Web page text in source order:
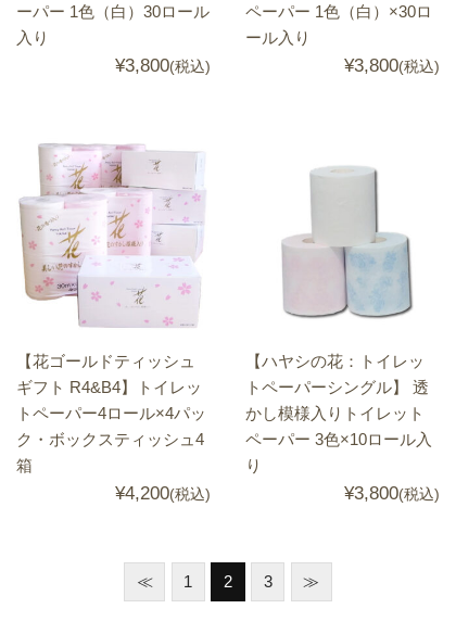
ーパー 1色（白）30ロール
入り
¥3,800(税込)
ペーパー 1色（白）×30ロ
ール入り
¥3,800(税込)
【花ゴールドティッシュ
ギフト R4&B4】トイレッ
トペーパー4ロール×4パッ
ク・ボックスティッシュ4
箱
¥4,200(税込)
【ハヤシの花：トイレッ
トペーパーシングル】 透
かし模様入りトイレット
ペーパー 3色×10ロール入
り
¥3,800(税込)
≪ 1 2 3 ≫